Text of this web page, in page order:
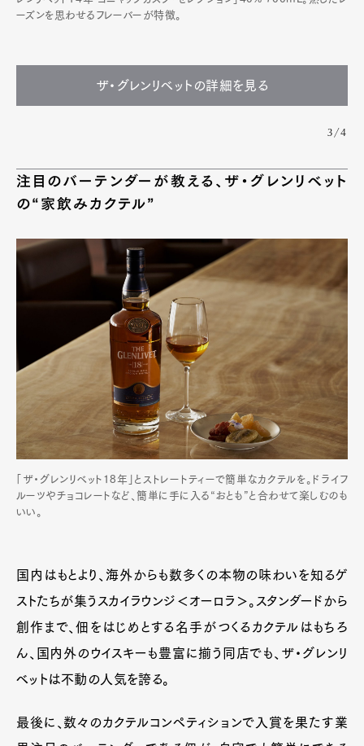
ーズンを思わせるフレーバーが特徴。
ザ・グレンリベットの詳細を見る
3/4
注目のバーテンダーが教える、ザ・グレンリベット
の“家飲みカクテル”
「ザ・グレンリベット18年」とストレートティーで簡単なカクテルを。ドライフ
ルーツやチョコレートなど、簡単に手に入る“おとも”と合わせて楽しむのも
いい。
国内はもとより、海外からも数多くの本物の味わいを知るゲ
ストたちが集うスカイラウンジ＜オーロラ＞。スタンダードから
創作まで、佃をはじめとする名手がつくるカクテルはもちろ
ん、国内外のウイスキーも豊富に揃う同店でも、ザ・グレンリ
ベットは不動の人気を誇る。
最後に、数々のカクテルコンペティションで入賞を果たす業